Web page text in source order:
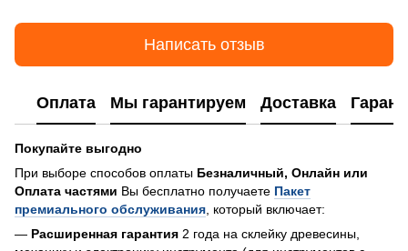
Написать отзыв
Оплата Мы гарантируем Доставка
Покупайте выгодно
При выборе способов оплаты Безналичный, Онлайн или
Оплата частями Вы бесплатно получаете Пакет
премиального обслуживания , который включает:
— Расширенная гарантия 2 года на склейку древесины,